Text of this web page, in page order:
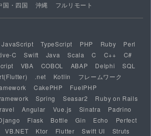
国・四国 沖縄 フルリモート
JavaScript TypeScript PHP Ruby
Perl
C Swift Java Scala C C++
C#
VBA COBOL ABAP Delphi
SQL
.net Kotlin
フレームワーク
CakePHP
FuelPHP
Spring Seasar2
Ruby on Rails
Angular Vue.js Sinatra
Padrino
Flask Bottle Gin Echo
Perfect
VB.NET Ktor Flutter Swift UI
Struts